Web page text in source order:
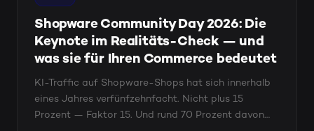
Shopware Community Day 2026: Die
Keynote im Realitäts-Check — und
was sie für Ihren Commerce bedeutet
KI-Traffic auf Shopware-Shops hat sich innerhalb
eines Jahres verfünfzehnfacht. Nicht plus 15
Prozent — Faktor 15. Und rund 70 Prozent davon